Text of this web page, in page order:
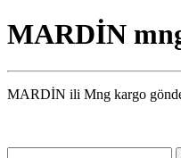
MARDİN
MARDİN ili Mng kargo